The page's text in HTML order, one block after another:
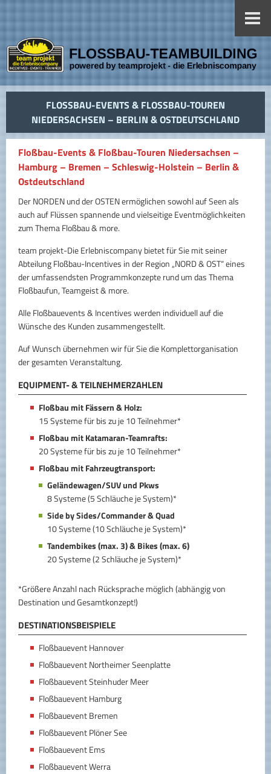
FLOSSBAU-EVENTS & FLOSSBAU-TOUREN NI
EDERSACHSEN – BERLIN & OSTDEUTSCHLAND
Floßbau-Events & Floßbau-Touren Niedersachsen –
Hamburg – Bremen – Schleswig-Holstein – Berlin &
Ostdeutschland
Der NORDEN und der OSTEN ermöglichen sowohl auf Seen als
auch auf Flüssen spannende und vielseitige Eventmöglichkeiten
zum Thema Floßbau & more.
team projekt-Die Erlebniscompany bietet für Sie mit seiner
Abteilung Floßbau-Incentives in der Region „NORD & OST“ eines
der umfassendsten Programmkonzepte rund um das Thema
Floßbaufun, Teamgeist & more.
Alle Floßbauevents & Incentives werden individuell auf die
Wünsche des Kunden zusammengestellt.
Auf Wunsch übernehmen wir für Sie die Komplettorganisation
der gesamten Veranstaltung.
EQUIPMENT- & TEILNEHMERZAHLEN
Floßbau mit Fässern & Holz:
15 Systeme für bis zu je 10 Teilnehmer*
Floßbau mit Katamaran-Teamrafts:
20 Systeme für bis zu je 10 Teilnehmer*
Floßbau mit Fahrzeugtransport:
Geländewagen/SUV und Pkws
8 Systeme (5 Schläuche je System)*
Side by Sides/Commander & Quad
10 Systeme (10 Schläuche je System)*
Tandembikes (max. 3) & Bikes (max. 6)
20 Systeme (2 Schläuche je System)*
*Größere Anzahl nach Rücksprache möglich (abhängig von
Destination und Gesamtkonzept!)
DESTINATIONSBEISPIELE
Floßbauevent Hannover
Floßbauevent Northeimer Seenplatte
Floßbauevent Steinhuder Meer
Floßbauevent Hamburg
Floßbauevent Bremen
Floßbauevent Plöner See
Floßbauevent Ems
Floßbauevent Werra